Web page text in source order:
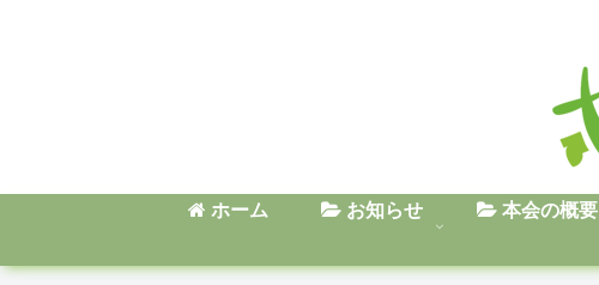
ホーム お知らせ 本会の概要